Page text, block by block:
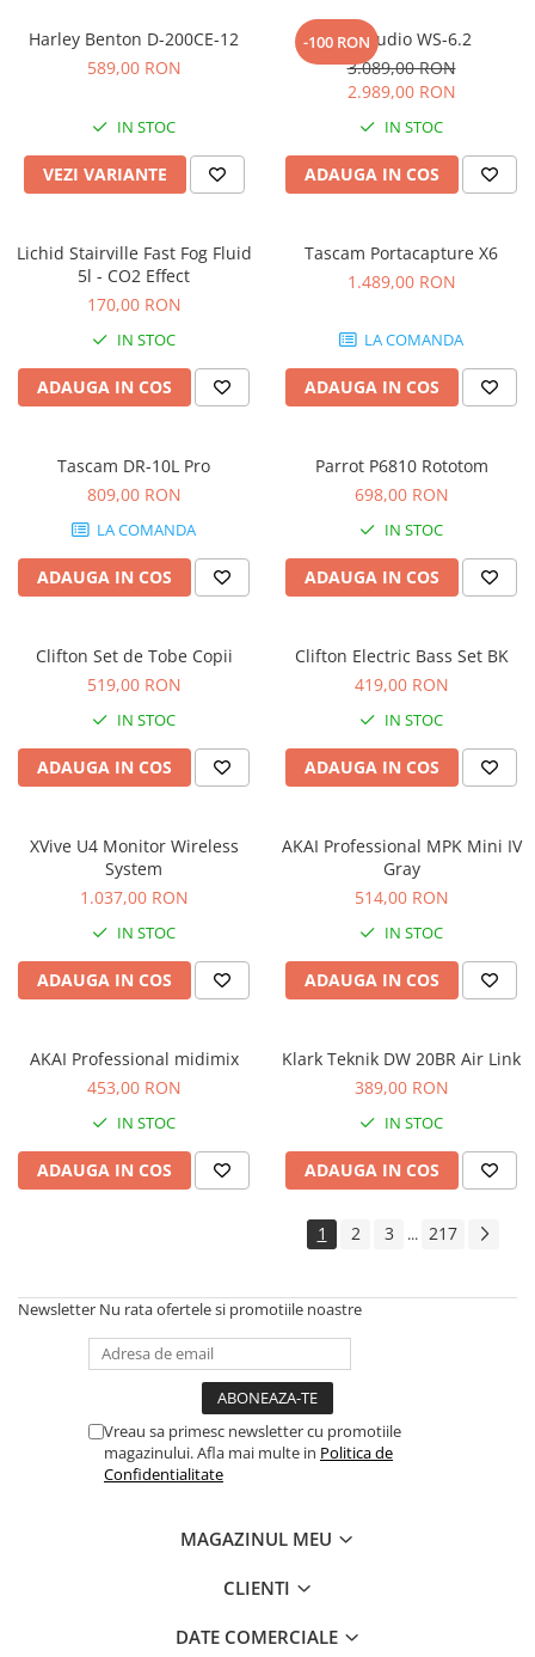
Microfoane de studio
Protectii antifonice pentru urechi
Recordere portabile
Sintetizatoare
Standuri si stative de monitoare
Subwoofere de studio
Tratament acustic
Accesorii pentru lumini
Bare Led
Cabluri de Alimentare
Case-uri de lumini
Comenzi si controllere
Efecte de lumini
Masini de fum si ceata
Mixere DMX
Moving Head-uri
Proiectoare
Scene şi Ring-uri de Dans
Stative si schela lumini
Instrumente Muzicale
Chitare si bass
Claviaturi
Instrumente de percutie
Instrumente de suflat
Instrumente si jucarii pentru copii
Instrumente traditionale
Tobe
Case-uri DJ
CD Playere DJ
Console DJ
Controllere MIDI - USB DAW
Genti pentru DJ
Samplere si controllere
Cabluri adaptoare, cabluri Y
Harley Benton D-200CE-12
589,00 RON
IN STOC
VEZI VARIANTE
-100 RON
Kali Audio WS-6.2
3.089,00 RON
2.989,00 RON
IN STOC
ADAUGA IN COS
Lichid Stairville Fast Fog Fluid
5l - CO2 Effect
170,00 RON
IN STOC
ADAUGA IN COS
Tascam Portacapture X6
1.489,00 RON
LA COMANDA
ADAUGA IN COS
Tascam DR-10L Pro
809,00 RON
LA COMANDA
ADAUGA IN COS
Parrot P6810 Rototom
698,00 RON
IN STOC
ADAUGA IN COS
Clifton Set de Tobe Copii
519,00 RON
IN STOC
ADAUGA IN COS
Clifton Electric Bass Set BK
419,00 RON
IN STOC
ADAUGA IN COS
XVive U4 Monitor Wireless
System
1.037,00 RON
IN STOC
ADAUGA IN COS
AKAI Professional MPK Mini IV
Gray
514,00 RON
IN STOC
ADAUGA IN COS
AKAI Professional midimix
453,00 RON
IN STOC
ADAUGA IN COS
Klark Teknik DW 20BR Air Link
389,00 RON
IN STOC
ADAUGA IN COS
1 2 3 ... 217
Newsletter Nu rata ofertele si promotiile noastre
Vreau sa primesc newsletter cu promotiile
magazinului. Afla mai multe in Politica de
Confidentialitate
MAGAZINUL MEU
CLIENTI
DATE COMERCIALE